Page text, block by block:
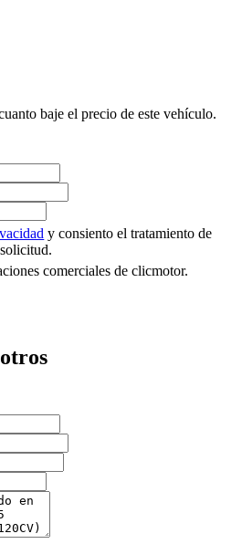
baje el precio de este vehículo.
y consiento el tratamiento de
comerciales de clicmotor.